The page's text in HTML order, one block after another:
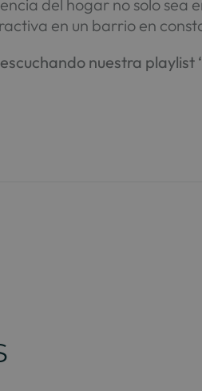
del hogar no solo sea
en un barrio en
nuestra playlist